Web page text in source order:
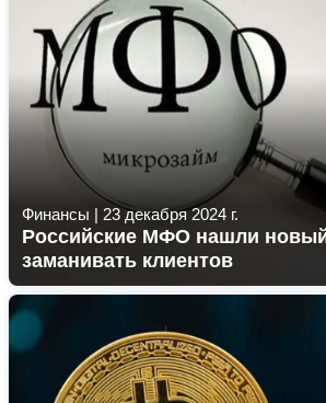
Финансы | 23 декабря 2024 г.
Российские МФО нашли
заманивать клиентов